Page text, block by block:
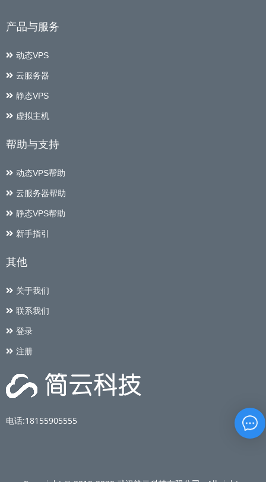
产品与服务
动态VPS
云服务器
静态VPS
虚拟主机
帮助与支持
动态VPS帮助
云服务器帮助
静态VPS帮助
新手指引
其他
关于我们
联系我们
登录
注册
电话:18155905555